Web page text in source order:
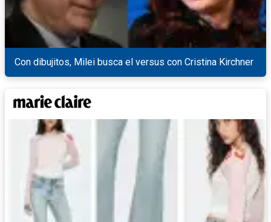
Con dibujitos, Milei busca el versus con Cristina Kirchner